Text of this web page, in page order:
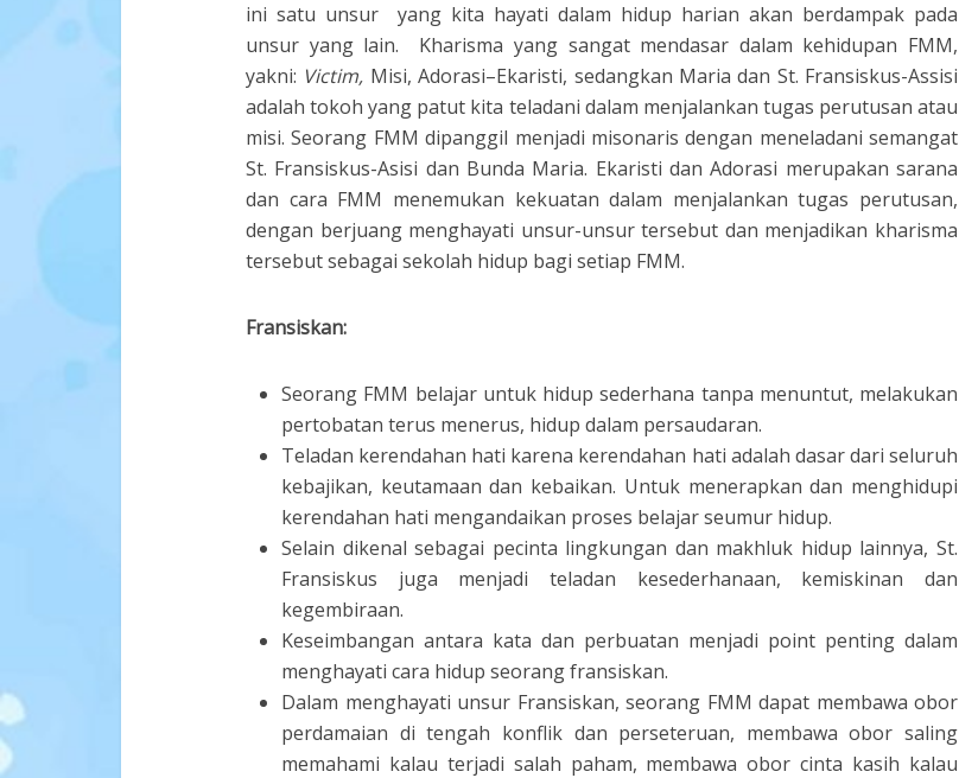
ini satu unsur yang kita hayati dalam hidup harian akan berdampak pada
unsur yang lain. Kharisma yang sangat mendasar dalam kehidupan FMM,
yakni: Victim, Misi, Adorasi–Ekaristi, sedangkan Maria dan St. Fransiskus-Assisi
adalah tokoh yang patut kita teladani dalam menjalankan tugas perutusan atau
misi. Seorang FMM dipanggil menjadi misonaris dengan meneladani semangat
St. Fransiskus-Asisi dan Bunda Maria. Ekaristi dan Adorasi merupakan sarana
dan cara FMM menemukan kekuatan dalam menjalankan tugas perutusan,
dengan berjuang menghayati unsur-unsur tersebut dan menjadikan kharisma
tersebut sebagai sekolah hidup bagi setiap FMM.
Fransiskan:
Seorang FMM belajar untuk hidup sederhana tanpa menuntut, melakukan
pertobatan terus menerus, hidup dalam persaudaran.
Teladan kerendahan hati karena kerendahan hati adalah dasar dari seluruh
kebajikan, keutamaan dan kebaikan. Untuk menerapkan dan menghidupi
kerendahan hati mengandaikan proses belajar seumur hidup.
Selain dikenal sebagai pecinta lingkungan dan makhluk hidup lainnya, St.
Fransiskus juga menjadi teladan kesederhanaan, kemiskinan dan
kegembiraan.
Keseimbangan antara kata dan perbuatan menjadi point penting dalam
menghayati cara hidup seorang fransiskan.
Dalam menghayati unsur Fransiskan, seorang FMM dapat membawa obor
perdamaian di tengah konflik dan perseteruan, membawa obor saling
memahami kalau terjadi salah paham, membawa obor cinta kasih kalau